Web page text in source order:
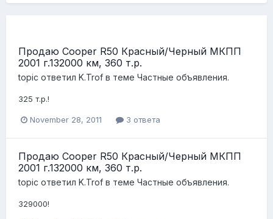
Продаю Cooper R50 Красный/Черный МКПП
2001 г.132000 км, 360 т.р.
topic ответил K.Trof в теме Частные объявления.
325 т.р.!
November 28, 2011 3 ответа
Продаю Cooper R50 Красный/Черный МКПП
2001 г.132000 км, 360 т.р.
topic ответил K.Trof в теме Частные объявления.
329000!